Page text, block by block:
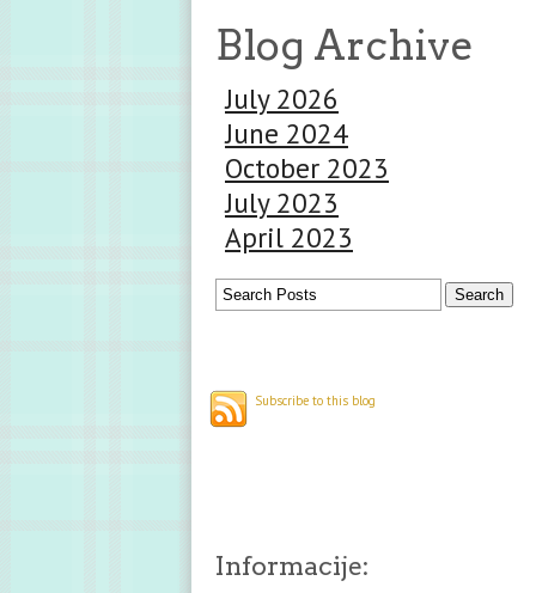
Blog Archive
July 2026
June 2024
October 2023
July 2023
April 2023
Subscribe to this blog
Informacije: